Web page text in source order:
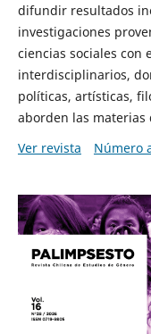
difundir resultados
investigaciones
ciencias sociales con
interdisciplinarios,
políticas, artísticas,
aborden las
Ver revista
Número